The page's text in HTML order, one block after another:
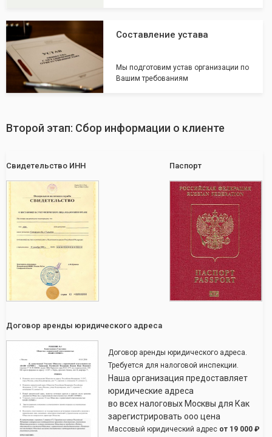
Составление устава
Мы подготовим устав организации по
Вашим требованиям
Второй этап: Сбор информации о клиенте
Свидетельство ИНН Паспорт
Договор аренды юридического адреса
Договор аренды юридического адреса.
Требуется для налоговой инспекции.
Наша организация предоставляет
юридические адреса
во всех налоговых Москвы для Как
зарегистрировать ооо цена
Массовый юридический адрес от 19 000 ₽